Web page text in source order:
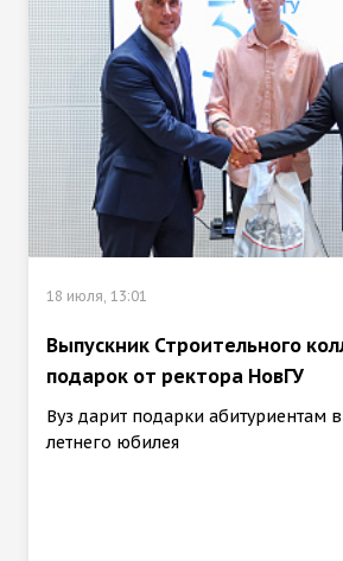
18 июля, 13:01
Выпускник Строительного
подарок от ректора НовГУ
Вуз дарит подарки абитуриентам в
летнего юбилея